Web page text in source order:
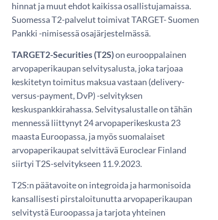
hinnat ja muut ehdot kaikissa osallistujamaissa.
Suomessa T2-palvelut toimivat TARGET- Suomen
Pankki -nimisessä osajärjestelmässä.
TARGET2-Securities (T2S)on eurooppalainen
arvopaperikaupan selvitysalusta, joka tarjoaa
keskitetyn toimitus maksua vastaan (delivery-
versus-payment, DvP) -selvityksen
keskuspankkirahassa. Selvitysalustalle on tähän
mennessä liittynyt 24 arvopaperikeskusta 23
maasta Euroopassa, ja myös suomalaiset
arvopaperikaupat selvittävä Euroclear Finland
siirtyi T2S-selvitykseen 11.9.2023.
T2S:n päätavoite on integroida ja harmonisoida
kansallisesti pirstaloitunutta arvopaperikaupan
selvitystä Euroopassa ja tarjota yhteinen